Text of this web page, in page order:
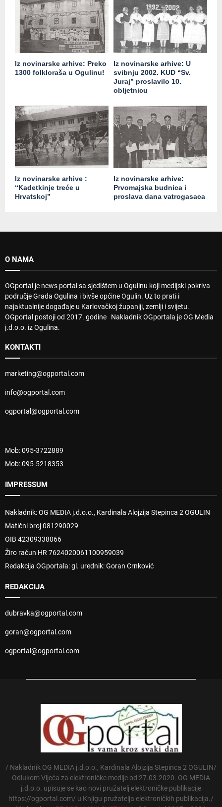
Iz novinarske arhive: Preko
1300 folkloraša u Ogulinu!
Iz novinarske arhive: U
svibnju 2002. KUD “Sv.
Juraj” proslavilo 10.
obljetnicu
Iz novinarske arhive :
“Kadetkinje treće u
Hrvatskoj”
Iz novinarske arhive:
Prvomajska budnica i
proslava dana vatrogasaca
O NAMA
OGportal je news portal sa sjedištem u Ogulinu koji medijski pokriva
područje Grada Ogulina i bivše općine Ogulin. Uz to prati i
najaktualnije događaje u Karlovačkoj županiji, zemlji i svijetu.
OGportal postoji od 2017. godine Nakladnik OGportala je OG Media
j.d.o.o. iz Ogulina.
KONTAKTI
marketing@ogportal.com
info@ogportal.com
ogportal@ogportal.com
Mob: 095-3722889
Mob: 095-5218353
IMPRESSUM
Nakladnik: OG MEDIA j.d.o.o., Kardinala Alojzija Stepinca 2 OGULIN
Matični broj 081290029
OIB 42309338066
Žiro račun HR 7624020061100959039
Redakcija OGportala: gl. urednik: Goran Crnković
REDAKCIJA
dubravka@ogportal.com
goran@ogportal.com
ogportal@ogportal.com
/ Nakladnik OG MEDIA j.d.o.o., Kardinala Alojzija Stepinca 2 OGULIN/
Odlukom Vijeća za elektroničke medije od 27.03.2020. OG MEDIA
j.d.o.o. upisuje se kao novi pružatelj elektroničke publikacije
https://ogportal.com/ u Knjigu pružatelja elektroničkih publikacija./